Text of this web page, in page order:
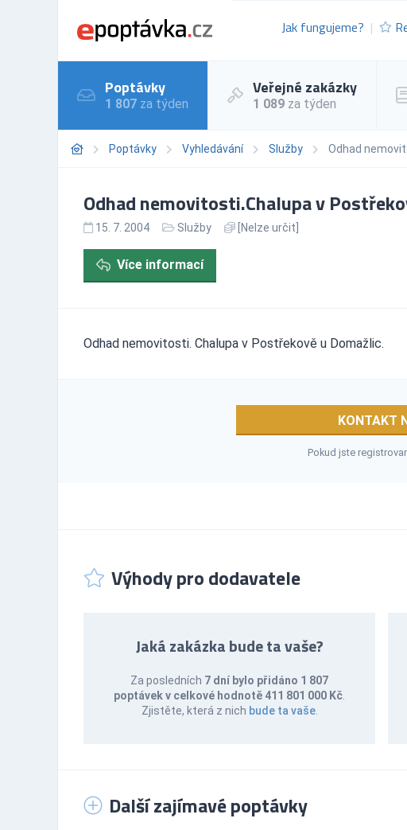
Jak fungujeme?
Poptávky
1 807 za týden
Veřejné zakázky
1 089 za týden
Poptávky Vyhledávání Služby Odhad
Odhad nemovitosti.Chalupa v
15. 7. 2004 Služby [Nelze určit]
Více informací
Odhad nemovitosti. Chalupa v Postřekově u Domažlic.
KONTAKT
Pokud jste
Výhody pro dodavatele
Jaká zakázka bude ta vaše?
Za posledních 7 dní bylo přidáno 1 807
poptávek v celkové hodnotě 411 801 000 Kč
Zjistěte, která z nich bude ta vaše.
Další zajímavé poptávky